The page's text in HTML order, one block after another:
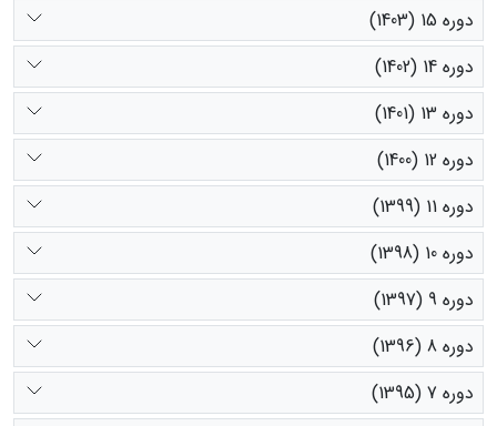
دوره 15 (1403)
دوره 14 (1402)
دوره 13 (1401)
دوره 12 (1400)
دوره 11 (1399)
دوره 10 (1398)
دوره 9 (1397)
دوره 8 (1396)
دوره 7 (1395)